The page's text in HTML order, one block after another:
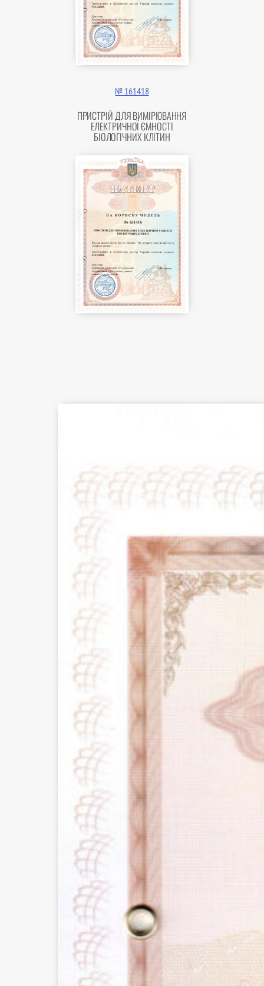
№ 161418
ПРИСТРІЙ ДЛЯ ВИМІРЮВАННЯ
ЕЛЕКТРИЧНОЇ ЄМНОСТІ
БІОЛОГІЧНИХ КЛІТИН